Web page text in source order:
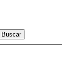
Buscar